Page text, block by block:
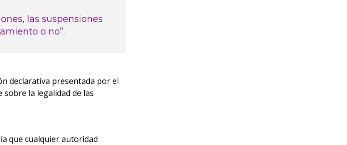
las suspensiones
o no”.
declarativa presentada por el
la legalidad de las
que cualquier autoridad